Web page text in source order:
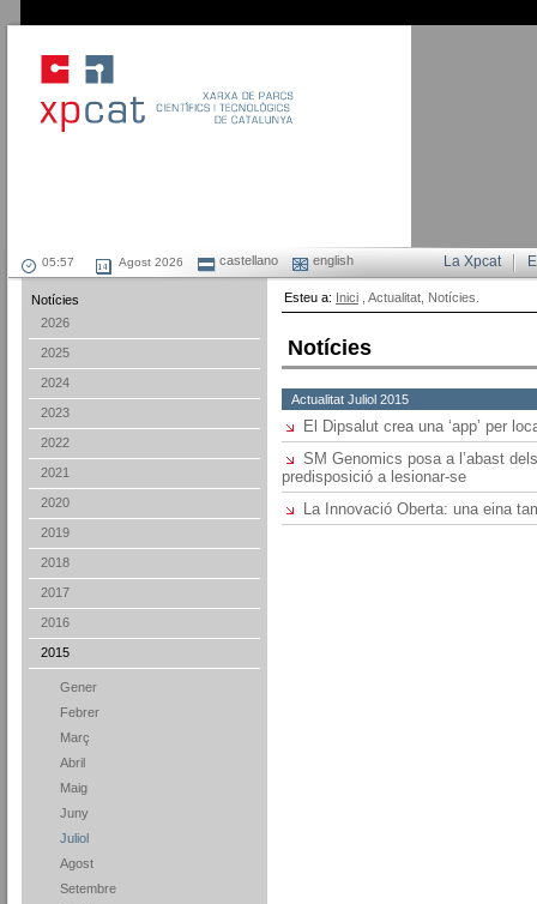
Agost 2026 castellano english La Xpcat
Notícies
2026
2025
2024
2023
2022
2021
2020
2019
2018
2017
2016
2015
Gener
Febrer
Març
Abril
Maig
Juny
Juliol
Agost
Setembre
Esteu a: Inici , Actualitat, Notícies.
Notícies
Actualitat Juliol 2015
El Dipsalut crea una ‘app’ per
SM Genomics posa a l’abast
predisposició a lesionar-se
La Innovació Oberta: una eina